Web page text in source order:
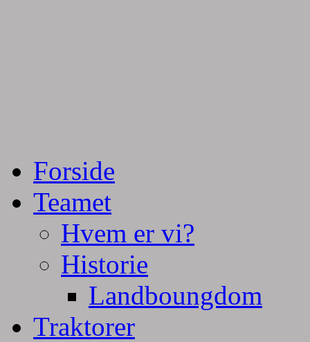
Forside
Teamet
Hvem er vi?
Historie
Landboungdom
Traktorer